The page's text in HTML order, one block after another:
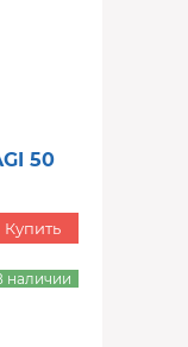
50
Купить
наличии